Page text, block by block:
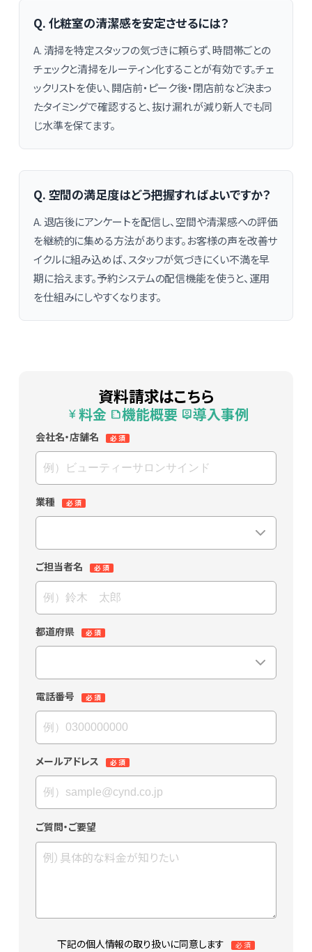
Q. 化粧室の清潔感を安定させるには？
A. 清掃を特定スタッフの気づきに頼らず、時間帯ごとの
チェックと清掃をルーティン化することが有効です。チェ
ックリストを使い、開店前・ピーク後・閉店前など決まっ
たタイミングで確認すると、抜け漏れが減り新人でも同
じ水準を保てます。
Q. 空間の満足度はどう把握すればよいですか？
A. 退店後にアンケートを配信し、空間や清潔感への評価
を継続的に集める方法があります。お客様の声を改善サ
イクルに組み込めば、スタッフが気づきにくい不満を早
期に拾えます。予約システムの配信機能を使うと、運用
を仕組みにしやすくなります。
資料請求はこちら
currency_yen料金 summarize機能概要 person_pin導入事例
会社名・店舗名
業種
ご担当者名
都道府県
電話番号
メールアドレス
ご質問・ご要望
下記の個人情報の取り扱いに同意します